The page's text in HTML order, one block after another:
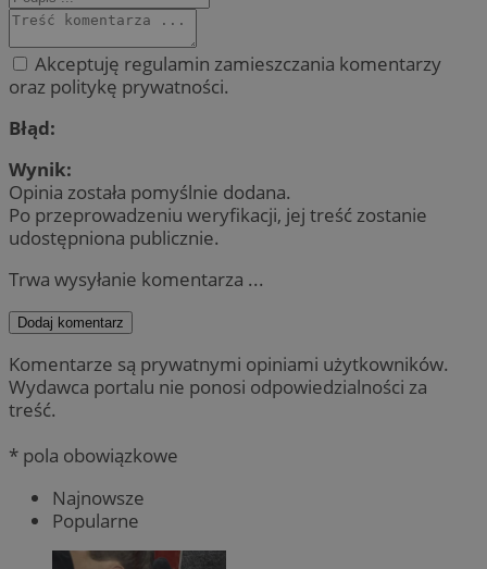
Akceptuję regulamin zamieszczania komentarzy
oraz politykę prywatności.
Błąd:
Wynik:
Opinia została pomyślnie dodana.
Po przeprowadzeniu weryfikacji, jej treść zostanie
udostępniona publicznie.
Trwa wysyłanie komentarza ...
Dodaj komentarz
Komentarze są prywatnymi opiniami użytkowników.
Wydawca portalu nie ponosi odpowiedzialności za
treść.
* pola obowiązkowe
Najnowsze
Popularne